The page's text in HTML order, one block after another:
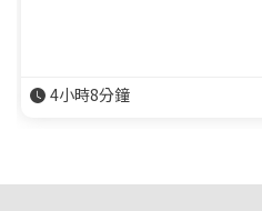
4小時8分鐘